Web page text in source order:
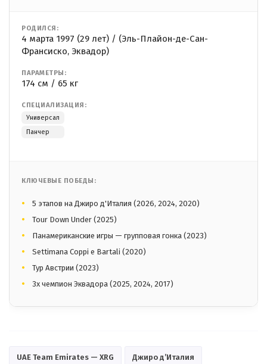
РОДИЛСЯ:
4 марта 1997 (29 лет) / (Эль-Плайон-де-Сан-
Франсиско, Эквадор)
ПАРАМЕТРЫ:
174 см / 65 кг
СПЕЦИАЛИЗАЦИЯ:
Универсал
Панчер
КЛЮЧЕВЫЕ ПОБЕДЫ:
5 этапов на Джиро д'Италия (2026, 2024, 2020)
Tour Down Under (2025)
Панамериканские игры — групповая гонка (2023)
Settimana Coppi e Bartali (2020)
Тур Австрии (2023)
3x чемпион Эквадора (2025, 2024, 2017)
UAE Team Emirates — XRG Джиро д’Италия